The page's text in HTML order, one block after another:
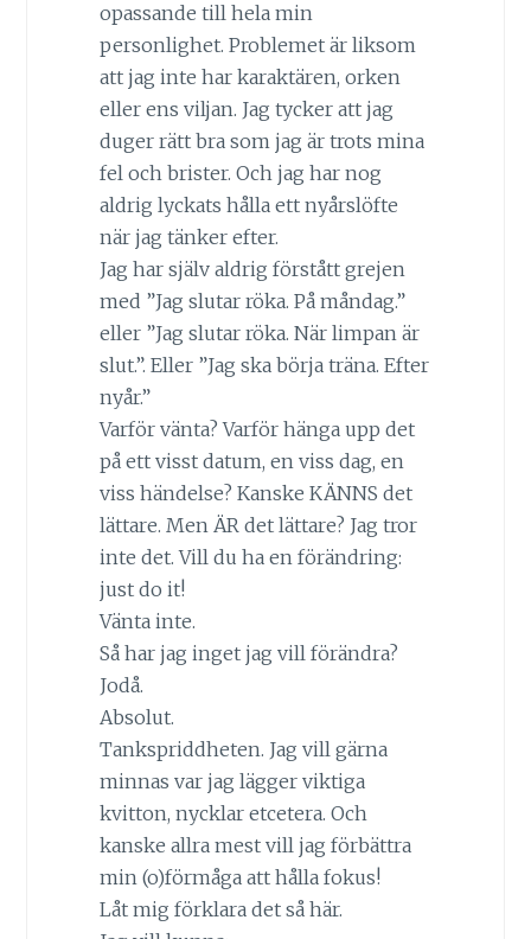
opassande till hela min
personlighet. Problemet är liksom
att jag inte har karaktären, orken
eller ens viljan. Jag tycker att jag
duger rätt bra som jag är trots mina
fel och brister. Och jag har nog
aldrig lyckats hålla ett nyårslöfte
när jag tänker efter.
Jag har själv aldrig förstått grejen
med ”Jag slutar röka. På måndag.”
eller ”Jag slutar röka. När limpan är
slut.”. Eller ”Jag ska börja träna. Efter
nyår.”
Varför vänta? Varför hänga upp det
på ett visst datum, en viss dag, en
viss händelse? Kanske KÄNNS det
lättare. Men ÄR det lättare? Jag tror
inte det. Vill du ha en förändring:
just do it!
Vänta inte.
Så har jag inget jag vill förändra?
Jodå.
Absolut.
Tankspriddheten. Jag vill gärna
minnas var jag lägger viktiga
kvitton, nycklar etcetera. Och
kanske allra mest vill jag förbättra
min (o)förmåga att hålla fokus!
Låt mig förklara det så här.